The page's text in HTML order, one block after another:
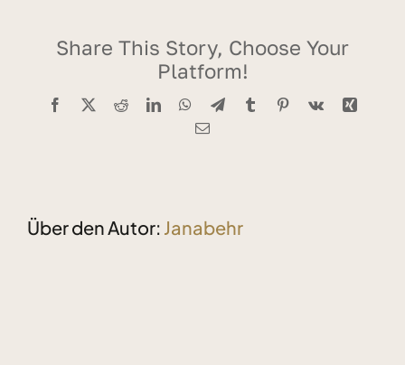
Share This Story, Choose Your
Platform!
Facebook
X RedditLinkedInWhatsApp
TelegramTumblr Pinterest
Vk
Xing
E-
Über den Autor: Janabehr